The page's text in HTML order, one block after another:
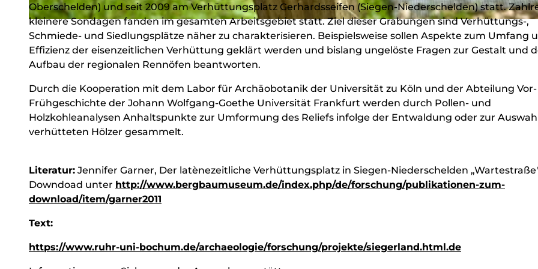
© Achim Meurer |CC-BY-SA
Oberschelden) und seit 2009 am Verhüttungsplatz Gerhardsseifen (Siegen-Niederschelden) statt.
kleinere Sondagen fanden im gesamten Arbeitsgebiet statt. Ziel dieser Grabungen sind Verhüttungs-,
Schmiede- und Siedlungsplätze näher zu charakterisieren. Beispielsweise sollen Aspekte zum Umfang
Effizienz der eisenzeitlichen Verhüttung geklärt werden und bislang ungelöste Fragen zur Gestalt und
Aufbau der regionalen Rennöfen beantworten.
Durch die Kooperation mit dem Labor für Archäobotanik der Universität zu Köln und der Abteilung
Frühgeschichte der Johann Wolfgang-Goethe Universität Frankfurt werden durch Pollen- und
Holzkohleanalysen Anhaltspunkte zur Umformung des Reliefs infolge der Entwaldung oder zur
verhütteten Hölzer gesammelt.
Literatur: Jennifer Garner, Der latènezeitliche Verhüttungsplatz in Siegen-Niederschelden
Downdoad unter http://www.bergbaumuseum.de/index.php/de/forschung/publikationen-zum-
download/item/garner2011
Text:
https://www.ruhr-uni-bochum.de/archaeologie/forschung/projekte/siegerland.html.de